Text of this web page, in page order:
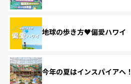
地球の歩き方♥偏愛ハワイ
今年の夏はインスパイアへ！